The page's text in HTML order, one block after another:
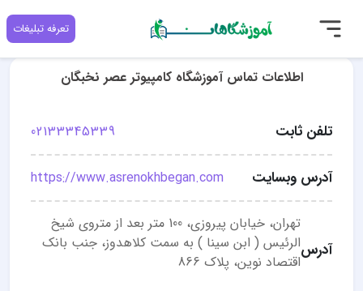
تعرفه تبلیغات
اطلاعات تماس آموزشگاه کامپیوتر عصر نخبگان
تلفن ثابت 02133345339
آدرس وبسایت https://www.asrenokhbegan.com
آدرس
تهران، خیابان پیروزی، 100 متر بعد از متروی شیخ
الرئیس ( ابن سینا ) به سمت کلاهدوز، جنب بانک
اقتصاد نوین، پلاک 866